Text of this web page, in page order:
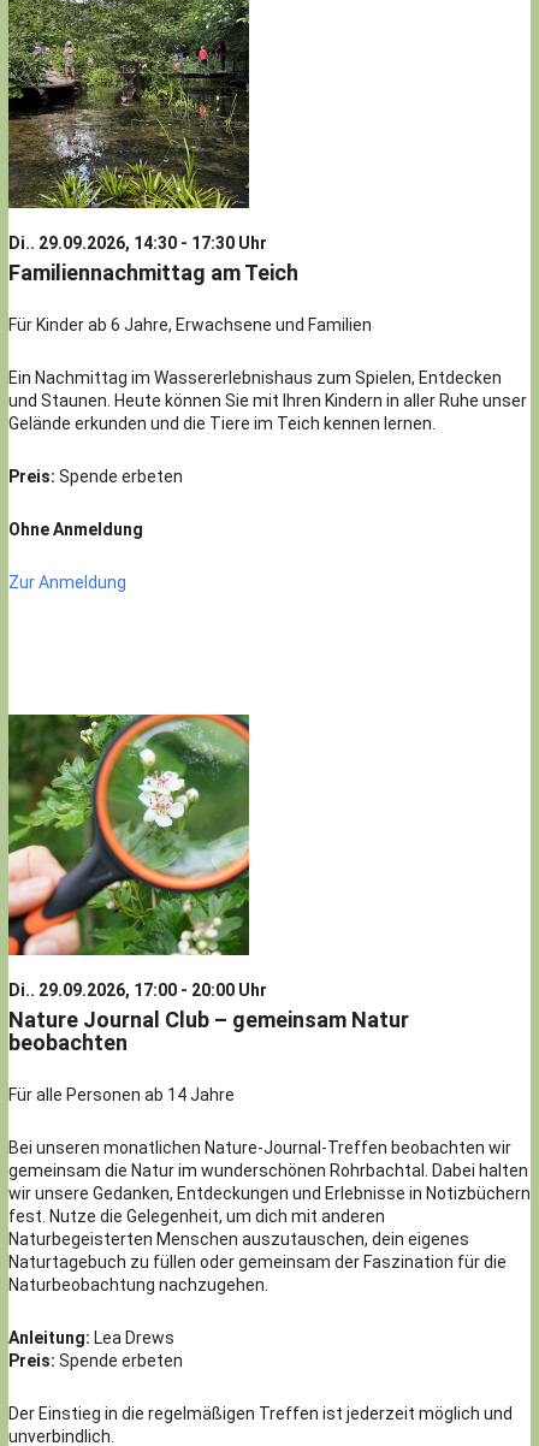
Di.. 29.09.2026, 14:30 - 17:30 Uhr
Familiennachmittag am Teich
Für Kinder ab 6 Jahre, Erwachsene und Familien
Ein Nachmittag im Wassererlebnishaus zum Spielen, Entdecken
und Staunen. Heute können Sie mit Ihren Kindern in aller Ruhe unser
Gelände erkunden und die Tiere im Teich kennen lernen.
Preis: Spende erbeten
Ohne Anmeldung
Zur Anmeldung
Di.. 29.09.2026, 17:00 - 20:00 Uhr
Nature Journal Club – gemeinsam Natur
beobachten
Für alle Personen ab 14 Jahre
Bei unseren monatlichen Nature-Journal-Treffen beobachten wir
gemeinsam die Natur im wunderschönen Rohrbachtal. Dabei halten
wir unsere Gedanken, Entdeckungen und Erlebnisse in Notizbüchern
fest. Nutze die Gelegenheit, um dich mit anderen
Naturbegeisterten Menschen auszutauschen, dein eigenes
Naturtagebuch zu füllen oder gemeinsam der Faszination für die
Naturbeobachtung nachzugehen.
Anleitung: Lea Drews
Preis: Spende erbeten
Der Einstieg in die regelmäßigen Treffen ist jederzeit möglich und
unverbindlich.